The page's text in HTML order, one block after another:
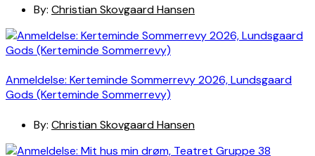
By: Christian Skovgaard Hansen
Anmeldelse: Kerteminde Sommerrevy 2026, Lundsgaard
Gods (Kerteminde Sommerrevy)
By: Christian Skovgaard Hansen